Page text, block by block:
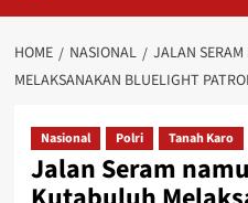
HOME NASIONAL
JALAN
MELAKSANAKAN BLUELIGHT
Nasional Polri Tanah Karo
Jalan Seram